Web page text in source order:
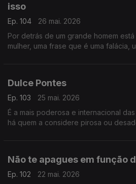
isso
Ep. 104
26 mai. 2026
Por detrás de um grande homem
mulher, uma frase que é uma falácia,
Dulce Pontes
Ep. 103
25 mai. 2026
É a mais poderosa e internacional
há quem a considere pirosa ou
Não te apagues em função
Ep. 102
22 mai. 2026